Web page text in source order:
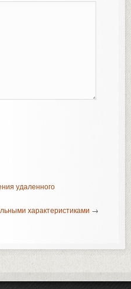
удаленного
характеристиками →